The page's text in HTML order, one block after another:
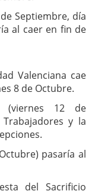
Septiembre, día
al caer en fin de
Valenciana cae
8 de Octubre.
(viernes 12 de
y la
pasaría al
del Sacrificio